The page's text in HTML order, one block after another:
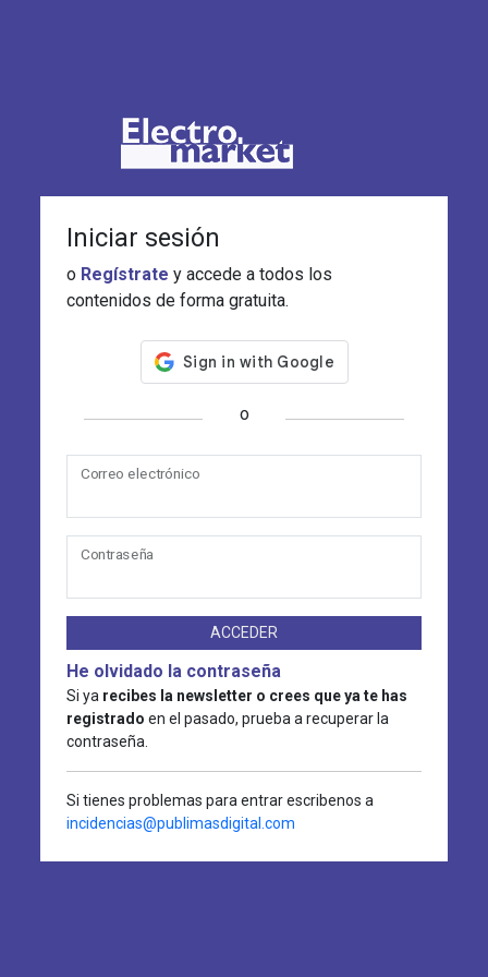
Iniciar sesión
o Regístrate y accede a todos los
contenidos de forma gratuita.
o
Correo electrónico
Contraseña
ACCEDER
He olvidado la contraseña
Si ya recibes la newsletter o crees que ya te has
registrado en el pasado, prueba a recuperar la
contraseña.
Si tienes problemas para entrar escribenos a
incidencias@publimasdigital.com